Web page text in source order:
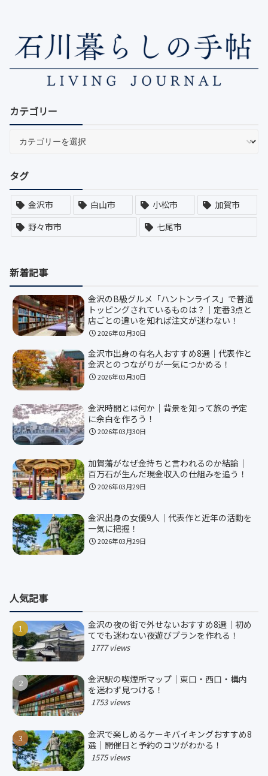
カテゴリー
タグ
金沢市 白山市 小松市
加賀市
野々市市
七尾市
新着記事
金沢のB級グルメ「ハントンライス」で普通
トッピングされているものは？｜定番3点と
店ごとの違いを知れば注文が迷わない！
2026年03月30日
金沢市出身の有名人おすすめ8選｜代表作と
金沢とのつながりが一気につかめる！
2026年03月30日
金沢時間とは何か｜背景を知って旅の予定
に余白を作ろう！
2026年03月30日
加賀藩がなぜ金持ちと言われるのか結論｜
百万石が生んだ現金収入の仕組みを追う！
2026年03月29日
金沢出身の女優9人｜代表作と近年の活動を
一気に把握！
2026年03月29日
人気記事
金沢の夜の街で外せないおすすめ8選｜初め
てでも迷わない夜遊びプランを作れる！
1777 views
金沢駅の喫煙所マップ｜東口・西口・構内
を迷わず見つける！
1753 views
金沢で楽しめるケーキバイキングおすすめ8
選｜開催日と予約のコツがわかる！
1575 views